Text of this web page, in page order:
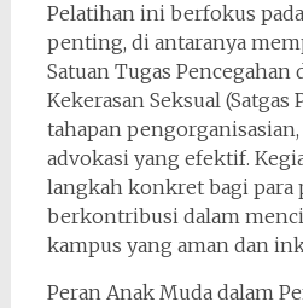
Pelatihan ini berfokus
penting, di antaranya
Satuan Tugas Pencegahan
Kekerasan Seksual (Satgas
tahapan
advokasi yang efektif.
langkah konkret bagi para
berkontribusi dalam
kampus yang aman dan
Peran Anak Muda dalam